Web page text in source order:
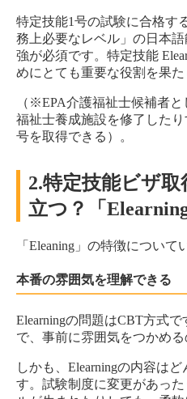
特定技能1号の試験に合格す
務上必要なレベル」の日本
強が必須です。特定技能
めにとても重要な役割を果た
（※EPA介護福祉士候補者
福祉士養成施設を修了した
号を取得できる）。
2.特定技能ビザ
立つ？「
「Eleaning」の特徴について
本番の雰囲気を理解できる
Elearningの問題はCBT方式
で、事前に雰囲気をつかめ
しかも、Elearningの内容は
す。試験制度に変更があっ